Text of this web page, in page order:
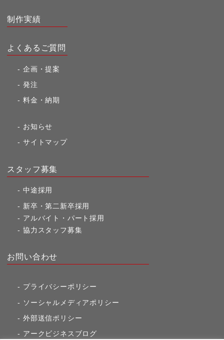
制作実績
よくあるご質問
企画・提案
発注
料金・納期
お知らせ
サイトマップ
スタッフ募集
中途採用
新卒・第二新卒採用
アルバイト・パート採用
協力スタッフ募集
お問い合わせ
プライバシーポリシー
ソーシャルメディアポリシー
外部送信ポリシー
アークビジネスブログ